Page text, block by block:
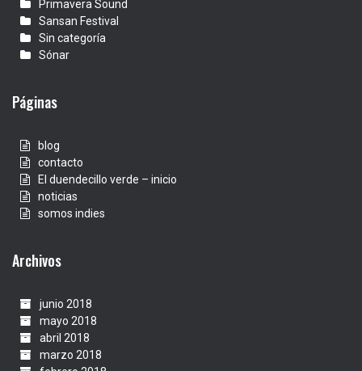
Primavera Sound
Sansan Festival
Sin categoría
Sónar
Páginas
blog
contacto
El duendecillo verde – inicio
noticias
somos indies
Archivos
junio 2018
mayo 2018
abril 2018
marzo 2018